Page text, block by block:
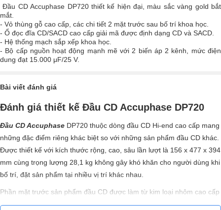
Đầu CD Accuphase DP720 thiết kế hiện đại, màu sắc vàng gold bắt
mắt.
- Vỏ thùng gỗ cao cấp, các chi tiết 2 mặt trước sau bố trí khoa học.
- Ổ đọc đĩa CD/SACD cao cấp giải mã được định dạng CD và SACD.
- Hệ thống mạch sắp xếp khoa học.
- Bộ cấp nguồn hoạt động mạnh mẽ với 2 biến áp 2 kênh, mức điện
dung đạt 15.000 μF/25 V.
Bài viết đánh giá
Đánh giá thiết kế Đầu CD Accuphase DP720
Đầu CD Accuphase DP720 thuộc dòng đầu CD Hi-end cao cấp mang
những đặc điểm riêng khác biệt so với những sản phẩm đầu CD khác.
Được thiết kế với kích thước rộng, cao, sâu lần lượt là 156 x 477 x 394
mm cùng trọng lượng 28,1 kg không gây khó khăn cho người dùng khi
bố trí, đặt sản phẩm tại nhiều vị trí khác nhau.
Phần mặt trước sản phẩm đầu CD được làm từ kim loại nhôm cao cấp
phủ lớp sơn vàng gold tạo tăng tính thẩm mỹ cho sản phẩm khiến